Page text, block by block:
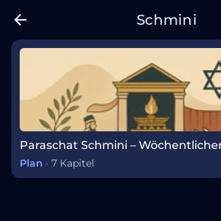
Schmini
Plan · 7 Kapitel